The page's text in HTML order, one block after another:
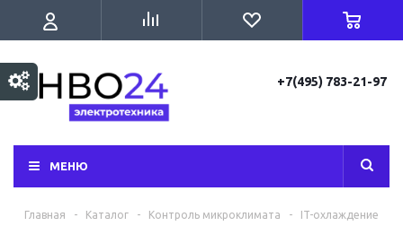
+7(495) 783-21-97
МЕНЮ
Главная - Каталог - Контроль микроклимата - IT-охлаждение